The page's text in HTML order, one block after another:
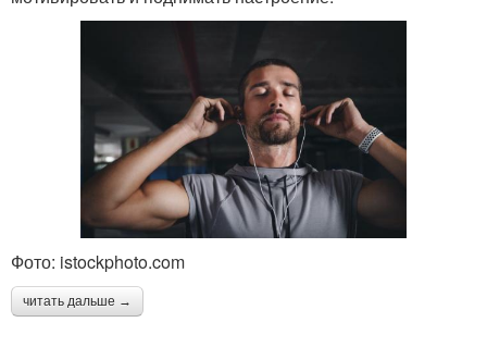
Фото: istockphoto.com
читать дальше →